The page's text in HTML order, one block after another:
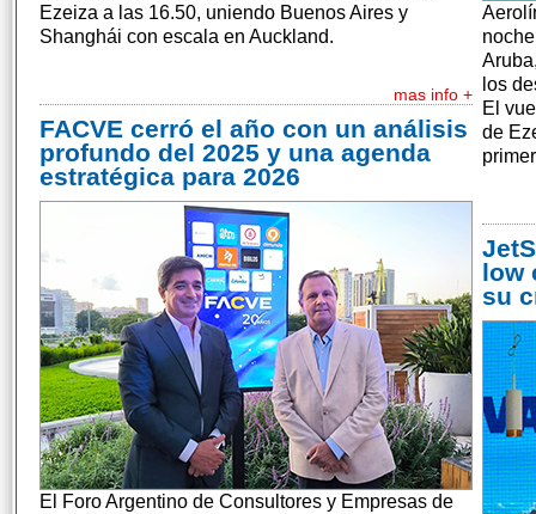
Ezeiza a las 16.50, uniendo Buenos Aires y
Shanghái con escala en Auckland.
mas info +
FACVE cerró el año con un análisis
profundo del 2025 y una agenda
estratégica para 2026
El Foro Argentino de Consultores y Empresas de
los
El
de
low
su